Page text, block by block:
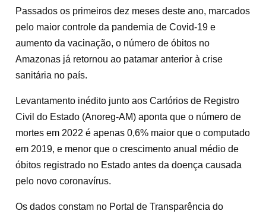
Passados os primeiros dez meses deste ano, marcados
pelo maior controle da pandemia de Covid-19 e
aumento da vacinação, o número de óbitos no
Amazonas já retornou ao patamar anterior à crise
sanitária no país.
Levantamento inédito junto aos Cartórios de Registro
Civil do Estado (Anoreg-AM) aponta que o número de
mortes em 2022 é apenas 0,6% maior que o computado
em 2019, e menor que o crescimento anual médio de
óbitos registrado no Estado antes da doença causada
pelo novo coronavírus.
Os dados constam no Portal de Transparência do